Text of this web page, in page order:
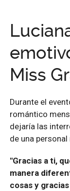
Miss
Durante el
romántico
dejaría las
de una
"Gracias a ti,
manera
cosas y